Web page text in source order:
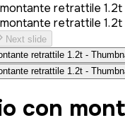
Next slide
con